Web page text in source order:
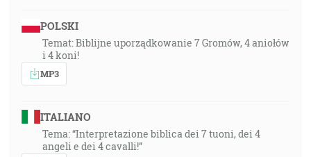
POLSKI
Temat: Biblijne uporządkowanie 7 Gromów, 4 aniołów
i 4 koni!
MP3
ITALIANO
Tema: “Interpretazione biblica dei 7 tuoni, dei 4
angeli e dei 4 cavalli!”